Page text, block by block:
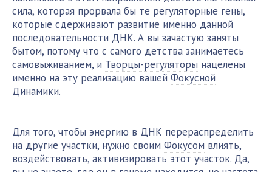
сила, которая прорвала бы те регуляторные гены,
которые сдерживают развитие именно данной
последовательности ДНК. А вы зачастую заняты
бытом, потому что с самого детства занимаетесь
самовыживанием, и Творцы-регуляторы нацелены
именно на эту реализацию вашей Фокусной
Динамики.
Для того, чтобы энергию в ДНК перераспределить
на другие участки, нужно своим Фокусом влиять,
воздействовать, активизировать этот участок. Да,